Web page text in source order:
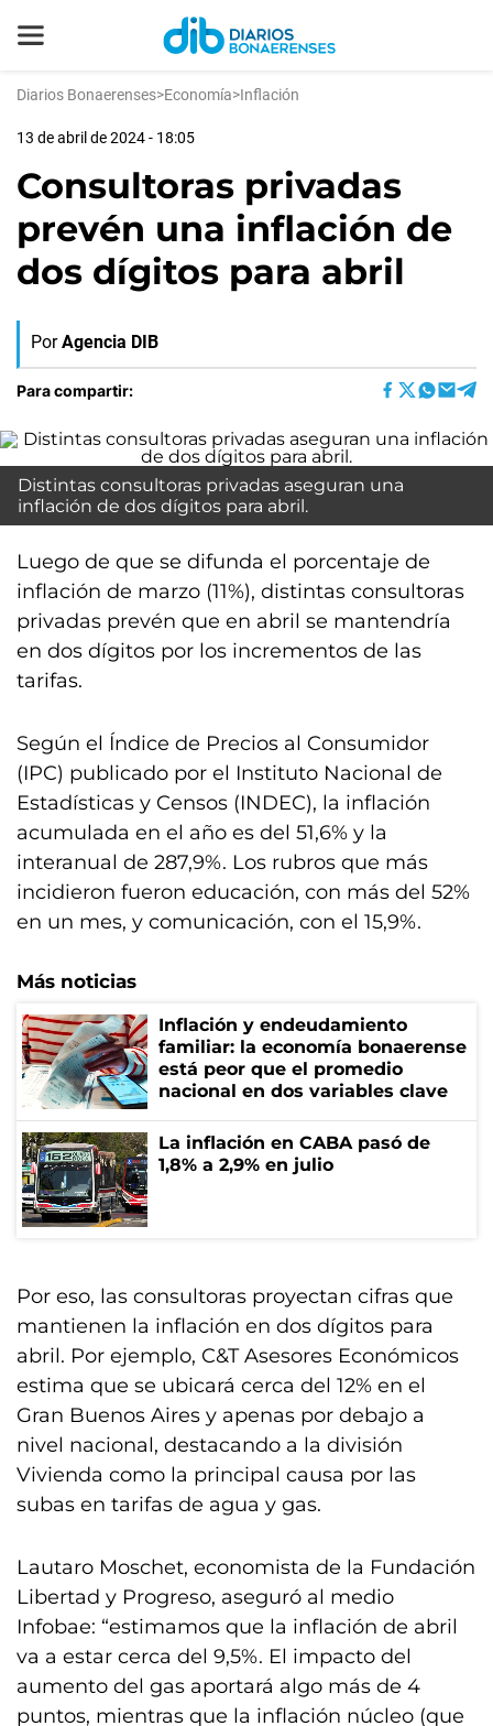
Diarios Bonaerenses>Economía>Inflación
13 de abril de 2024 - 18:05
Consultoras privadas
prevén una inflación de
dos dígitos para abril
Por Agencia DIB
Para compartir:
Distintas consultoras privadas aseguran una
inflación de dos dígitos para abril.
Luego de que se difunda el porcentaje de
inflación de marzo (11%), distintas consultoras
privadas prevén que en abril se mantendría
en dos dígitos por los incrementos de las
tarifas.
Según el Índice de Precios al Consumidor
(IPC) publicado por el Instituto Nacional de
Estadísticas y Censos (INDEC), la inflación
acumulada en el año es del 51,6% y la
interanual de 287,9%. Los rubros que más
incidieron fueron educación, con más del 52%
en un mes, y comunicación, con el 15,9%.
Más noticias
Inflación y endeudamiento
familiar: la economía bonaerense
está peor que el promedio
nacional en dos variables clave
La inflación en CABA pasó de
1,8% a 2,9% en julio
Por eso, las consultoras proyectan cifras que
mantienen la inflación en dos dígitos para
abril. Por ejemplo, C&T Asesores Económicos
estima que se ubicará cerca del 12% en el
Gran Buenos Aires y apenas por debajo a
nivel nacional, destacando a la división
Vivienda como la principal causa por las
subas en tarifas de agua y gas.
Lautaro Moschet, economista de la Fundación
Libertad y Progreso, aseguró al medio
Infobae: “estimamos que la inflación de abril
va a estar cerca del 9,5%. El impacto del
aumento del gas aportará algo más de 4
puntos, mientras que la inflación núcleo (que